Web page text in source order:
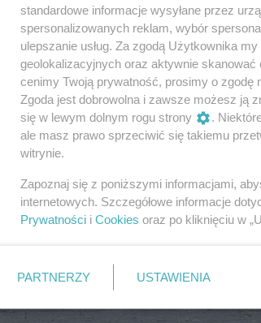
standardowe informacje wysyłane przez
spersonalizowanych reklam, wybór
ulepszanie usług. Za zgodą Użytkownika
geolokalizacyjnych oraz aktywnie
cenimy Twoją prywatność, prosimy o zgodę
Zgoda jest dobrowolna i zawsze możesz ją
się w lewym dolnym rogu strony
.
ale masz prawo sprzeciwić się takiemu
witrynie.
Zapoznaj się z poniższymi informacjami,
internetowych. Szczegółowe informacje
Prywatności i Cookies oraz po kliknięciu w
PARTNERZY USTAWIENIA